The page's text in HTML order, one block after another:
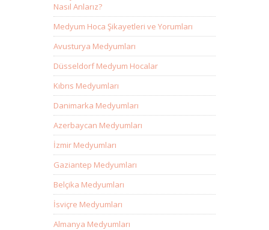
Nasıl Anlarız?
Medyum Hoca Şikayetleri ve Yorumları
Avusturya Medyumları
Düsseldorf Medyum Hocalar
Kıbrıs Medyumları
Danimarka Medyumları
Azerbaycan Medyumları
İzmir Medyumları
Gaziantep Medyumları
Belçika Medyumları
İsviçre Medyumları
Almanya Medyumları